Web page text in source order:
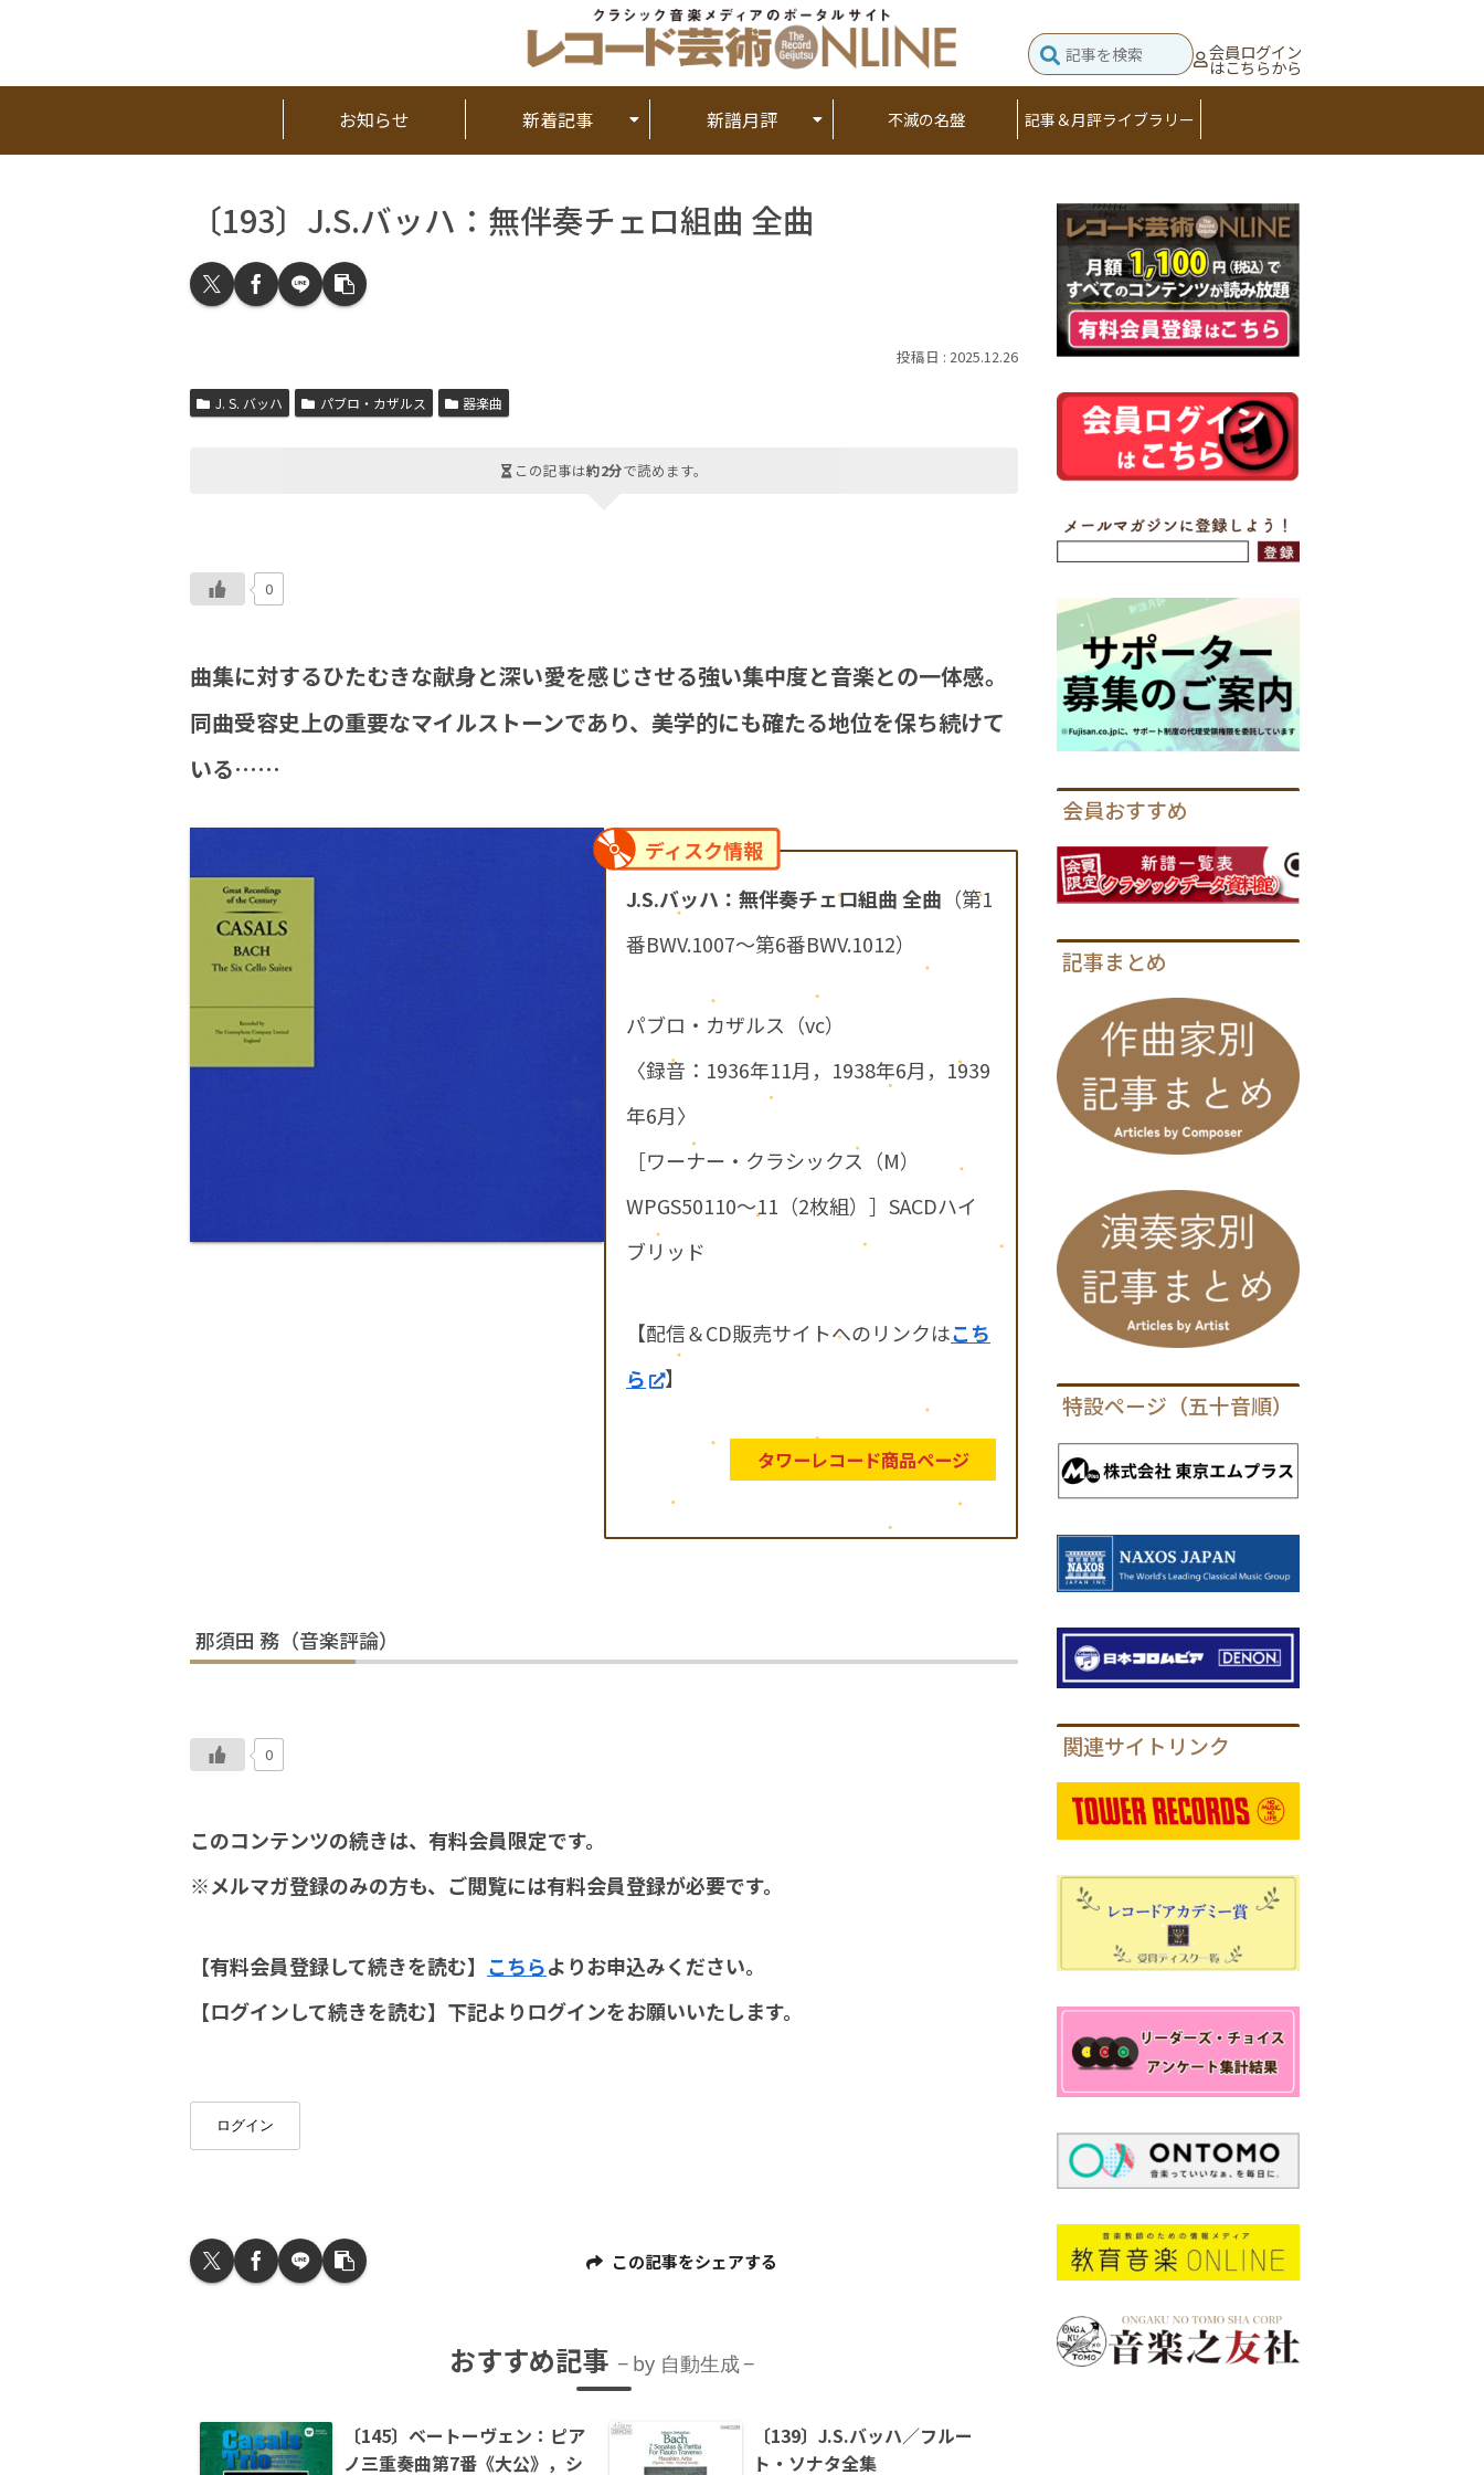
会員ログイン
はこちらから
お知らせ 新着記事 新譜月評 不滅の名盤 記事＆月評ライブラリー
〔193〕J.S.バッハ：無伴奏チェロ組曲 全曲
2025.12.26
J. S. バッハ パブロ・カザルス 器楽曲
この記事は約2分で読めます。
0
曲集に対するひたむきな献身と深い愛を感じさせる強い集中度と音楽との一体感。
同曲受容史上の重要なマイルストーンであり、美学的にも確たる地位を保ち続けて
いる……
ディスク情報
J.S.バッハ：無伴奏チェロ組曲 全曲 （第1
番BWV.1007～第6番BWV.1012）
パブロ・カザルス（vc）
〈録音：1936年11月，1938年6月，1939
年6月〉
［ワーナー・クラシックス（M）
WPGS50110～11（2枚組）］SACDハイ
ブリッド
【配信＆CD販売サイトへのリンクはこち
ら
】
タワーレコード商品ページ
那須田 務（音楽評論）
0
このコンテンツの続きは、有料会員限定です。
※メルマガ登録のみの方も、ご閲覧には有料会員登録が必要です。
【有料会員登録して続きを読む】 こちらよりお申込みください。
【ログインして続きを読む】下記よりログインをお願いいたします。
ログイン
この記事をシェアする
おすすめ記事 by 自動生成
〔145〕ベートーヴェン：ピア
ノ三重奏曲第7番《大公》，シ
〔139〕J.S.バッハ／フルー
ト・ソナタ全集
会員おすすめ
記事まとめ
特設ページ（五十音順）
関連サイトリンク